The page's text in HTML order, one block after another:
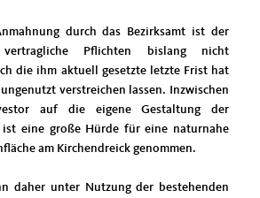
durch das Bezirksamt ist der
Pflichten bislang nicht
die ihm aktuell gesetzte letzte Frist hat
verstreichen lassen. Inzwischen
auf die eigene Gestaltung der
ist eine große Hürde für eine naturnahe
am Kirchendreick genommen.
daher unter Nutzung der bestehenden